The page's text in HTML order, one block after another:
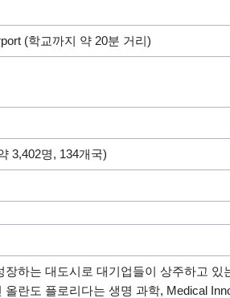
(학교까지 약 20분 거리)
3,402명, 134개국)
장하는 대도시로 대기업들이 상주하고 있
올란도 플로리다는 생명 과학, Medical